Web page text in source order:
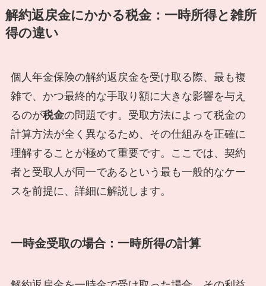
解約返戻金にかかる税金：一時所得と雑所
得の違い
個人年金保険の解約返戻金を受け取る際、最も複
雑で、かつ最終的な手取り額に大きな影響を与え
るのが税金の問題です。受取方法によって税金の
計算方法が全く異なるため、その仕組みを正確に
理解することが極めて重要です。ここでは、契約
者と受取人が同一であるという最も一般的なケー
スを前提に、詳細に解説します。
一時金受取の場合：一時所得の計算